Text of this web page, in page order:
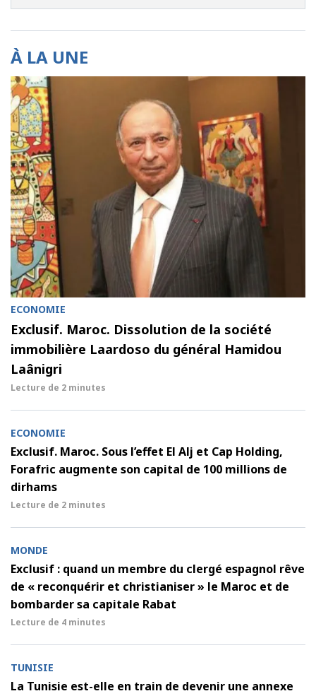
À LA UNE
ECONOMIE
Exclusif. Maroc. Dissolution de la société
immobilière Laardoso du général Hamidou
Laânigri
Lecture de 2 minutes
ECONOMIE
Exclusif. Maroc. Sous l’effet El Alj et Cap Holding,
Forafric augmente son capital de 100 millions de
dirhams
Lecture de 2 minutes
MONDE
Exclusif : quand un membre du clergé espagnol rêve
de « reconquérir et christianiser » le Maroc et de
bombarder sa capitale Rabat
Lecture de 4 minutes
TUNISIE
La Tunisie est-elle en train de devenir une annexe